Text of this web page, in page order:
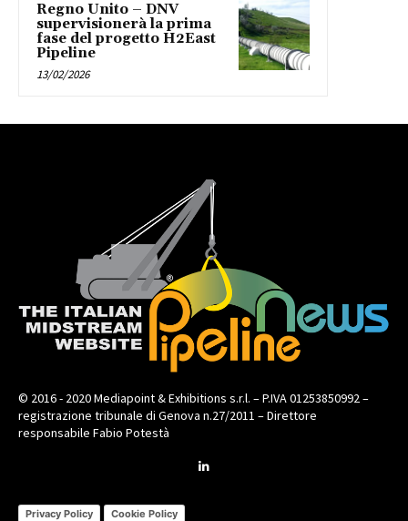
Regno Unito – DNV
supervisionerà la prima
fase del progetto H2East
Pipeline
13/02/2026
© 2016 - 2020 Mediapoint & Exhibitions s.r.l. – P.IVA 01253850992 –
registrazione tribunale di Genova n.27/2011 – Direttore
responsabile Fabio Potestà
Privacy Policy Cookie Policy